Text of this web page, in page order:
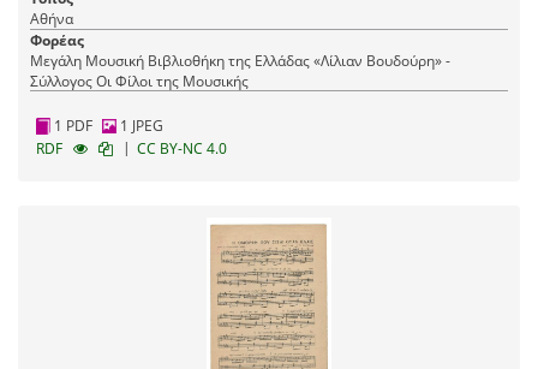
Αθήνα
Φορέας
Μεγάλη Μουσική Βιβλιοθήκη της Ελλάδας «Λίλιαν Βουδούρη» -
Σύλλογος Οι Φίλοι της Μουσικής
1 PDF
1 JPEG
RDF
| CC BY-NC 4.0